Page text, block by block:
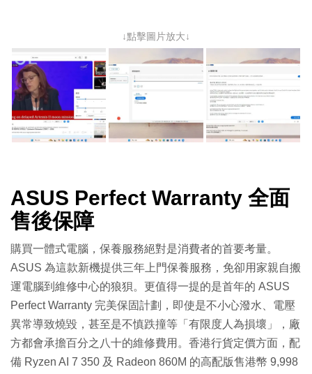
↓點擊圖片放大↓
ASUS Perfect Warranty 全面
售後保障
購買一體式電腦，保養服務絕對是消費者的首要考量。
ASUS 為這款新機提供三年上門保養服務，免卻用家親自搬
運電腦到維修中心的狼狽。更值得一提的是首年的 ASUS
Perfect Warranty 完美保固計劃，即使是不小心潑水、電壓
異常導致燒毀，甚至是不慎跌撞等「有限度人為損壞」，廠
方都會承擔百分之八十的維修費用。香港行貨定價方面，配
備 Ryzen AI 7 350 及 Radeon 860M 的高配版售港幣 9,998